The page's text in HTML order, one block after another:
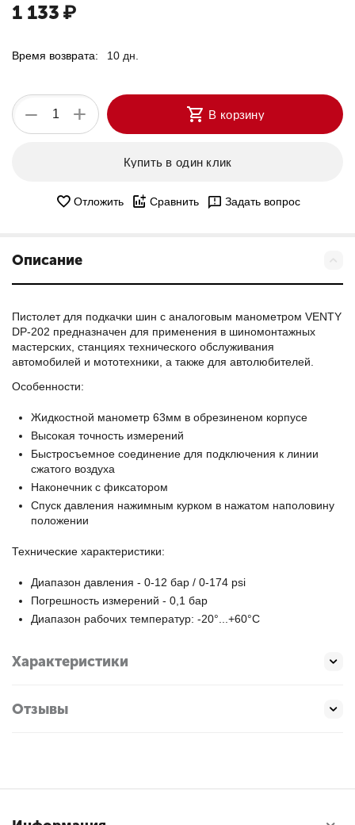
1 133 ₽
Время возврата: 10 дн.
+
− В корзину
Купить в один клик
Отложить Сравнить Задать вопрос
Описание
Пистолет для подкачки шин с аналоговым манометром VENTY
DP-202 предназначен для применения в шиномонтажных
мастерских, станциях технического обслуживания
автомобилей и мототехники, а также для автолюбителей.
Особенности:
Жидкостной манометр 63мм в обрезиненом корпусе
Высокая точность измерений
Быстросъемное соединение для подключения к линии
сжатого воздуха
Наконечник с фиксатором
Спуск давления нажимным курком в нажатом наполовину
положении
Технические характеристики:
Диапазон давления - 0-12 бар / 0-174 psi
Погрешность измерений - 0,1 бар
Диапазон рабочих температур: -20°...+60°С
Характеристики
Отзывы